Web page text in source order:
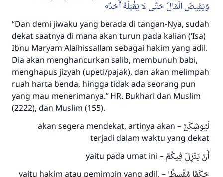
وَيَفِيضَ الْمَالُ حَتَّى لا يَقْبَلَهُ أَحَدٌ
“Dan demi jiwaku yang berada di tangan-Nya, sudah
dekat saatnya di mana akan turun pada kalian (‘Isa)
Ibnu Maryam Alaihissallam sebagai hakim yang adil.
Dia akan menghancurkan salib, membunuh babi,
menghapus jizyah (upeti/pajak), dan akan melimpah
ruah harta benda, hingga tidak ada seorang pun
yang mau menerimanya.” HR. Bukhari dan Muslim
(2222), dan Muslim (155).
لَيُوشِكَنَّ
– akan segera mendekat, artinya akan
terjadi dalam waktu yang dekat
أَنْ يَنْزِلَ فِيكُمْ – yaitu pada umat ini
حَكَمًا مُقْسِطًا
– yaitu hakim atau pemimpin yang adil,